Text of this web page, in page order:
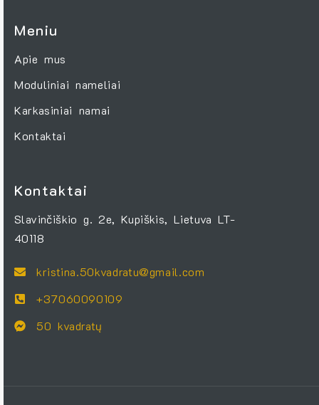
Meniu
Apie mus
Moduliniai nameliai
Karkasiniai namai
Kontaktai
Kontaktai
Slavinčiškio g. 2e, Kupiškis, Lietuva LT-
40118
kristina.50kvadratu@gmail.com
+37060090109
50 kvadratų